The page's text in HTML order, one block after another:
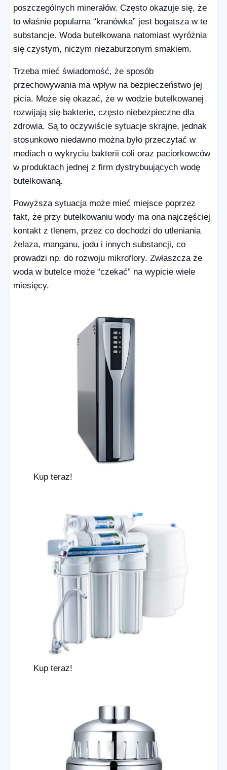
poszczególnych minerałów. Często okazuje się, że
to właśnie popularna “kranówka” jest bogatsza w te
substancje. Woda butelkowana natomiast wyróżnia
się czystym, niczym niezaburzonym smakiem.
Trzeba mieć świadomość, że sposób
przechowywania ma wpływ na bezpieczeństwo jej
picia. Może się okazać, że w wodzie butelkowanej
rozwijają się bakterie, często niebezpieczne dla
zdrowia. Są to oczywiście sytuacje skrajne, jednak
stosunkowo niedawno można było przeczytać w
mediach o wykryciu bakterii coli oraz paciorkowców
w produktach jednej z firm dystrybuujących wodę
butelkowaną.
Powyższa sytuacja może mieć miejsce poprzez
fakt, że przy butelkowaniu wody ma ona najczęściej
kontakt z tlenem, przez co dochodzi do utleniania
żelaza, manganu, jodu i innych substancji, co
prowadzi np. do rozwoju mikroflory. Zwłaszcza że
woda w butelce może “czekać” na wypicie wiele
miesięcy.
Kup teraz!
Kup teraz!